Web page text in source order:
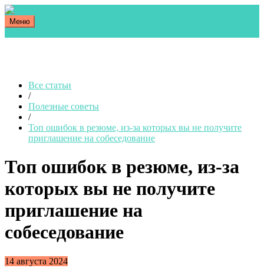
Меню
Все статьи
/
Полезные советы
/
Топ ошибок в резюме, из-за которых вы не получите
приглашение на собеседование
Топ ошибок в резюме, из-за
которых вы не получите
приглашение на
собеседование
14 августа 2024